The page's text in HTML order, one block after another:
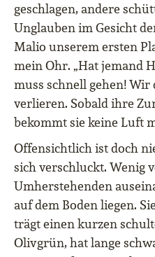
geschlagen, andere
Unglauben im Gesicht
Malio unserem ersten
mein Ohr. „Hat jemand
muss schnell gehen!
verlieren. Sobald ihre
bekommt sie keine Luft
Offensichtlich ist doch
sich verschluckt. Wenig
Umherstehenden
auf dem Boden liegen.
trägt einen kurzen
Olivgrün, hat lange